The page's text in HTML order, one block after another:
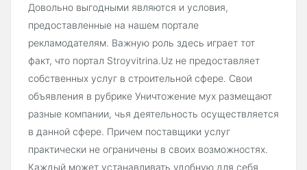
Довольно выгодными являются и условия,
предоставленные на нашем портале
рекламодателям. Важную роль здесь играет тот
факт, что портал Stroyvitrina.Uz не предоставляет
собственных услуг в строительной сфере. Свои
объявления в рубрике Уничтожение мух размещают
разные компании, чья деятельность осуществляется
в данной сфере. Причем поставщики услуг
практически не ограничены в своих возможностях.
Каждый может устанавливать удобную для себя